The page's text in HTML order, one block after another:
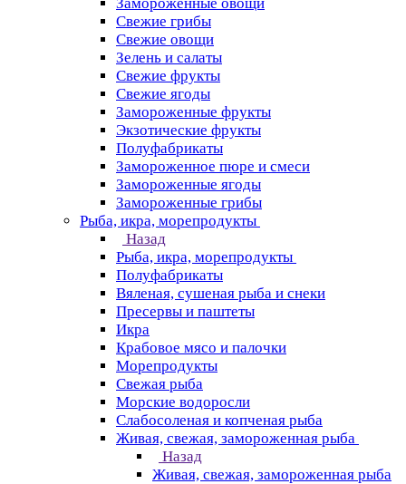
Свежие грибы
Свежие овощи
Зелень и салаты
Свежие фрукты
Свежие ягоды
Замороженные фрукты
Экзотические фрукты
Полуфабрикаты
Замороженное пюре и смеси
Замороженные ягоды
Замороженные грибы
Рыба, икра, морепродукты
Назад
Рыба, икра, морепродукты
Полуфабрикаты
Вяленая, сушеная рыба и снеки
Пресервы и паштеты
Икра
Крабовое мясо и палочки
Морепродукты
Свежая рыба
Морские водоросли
Слабосоленая и копченая рыба
Живая, свежая, замороженная рыба
Назад
Живая, свежая, замороженная рыба